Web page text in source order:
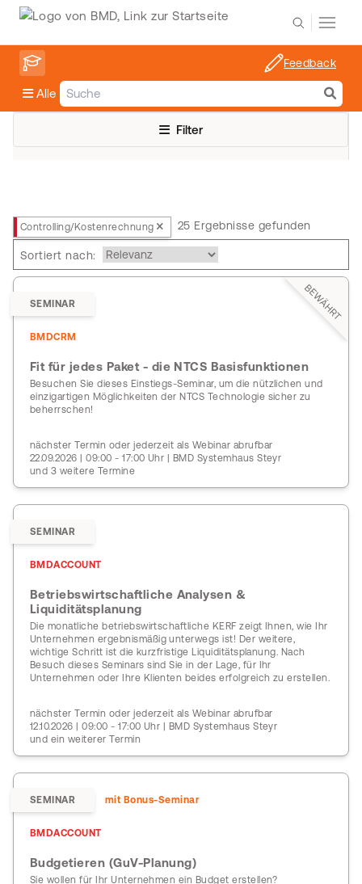
Alle
Feedback
Filter
Controlling/Kostenrechnung 25 Ergebnisse gefunden
Sortiert nach:
BEWÄHRT
SEMINAR
BMDCRM
Fit für jedes Paket - die NTCS Basisfunktionen
Besuchen Sie dieses Einstiegs-Seminar, um die nützlichen und
einzigartigen Möglichkeiten der NTCS Technologie sicher zu
beherrschen!
nächster Termin oder jederzeit als Webinar abrufbar
22.09.2026 | 09:00 - 17:00 Uhr | BMD Systemhaus Steyr
und 3 weitere Termine
SEMINAR
BMDACCOUNT
Betriebswirtschaftliche Analysen &
Liquiditätsplanung
Die monatliche betriebswirtschaftliche KERF zeigt Ihnen, wie Ihr
Unternehmen ergebnismäßig unterwegs ist! Der weitere,
wichtige Schritt ist die kurzfristige Liquiditätsplanung. Nach
Besuch dieses Seminars sind Sie in der Lage, für Ihr
Unternehmen oder Ihre Klienten beides erfolgreich zu erstellen.
nächster Termin oder jederzeit als Webinar abrufbar
12.10.2026 | 09:00 - 17:00 Uhr | BMD Systemhaus Steyr
und ein weiterer Termin
SEMINAR mit Bonus-Seminar
BMDACCOUNT
Budgetieren (GuV-Planung)
Sie wollen für Ihr Unternehmen ein Budget erstellen?